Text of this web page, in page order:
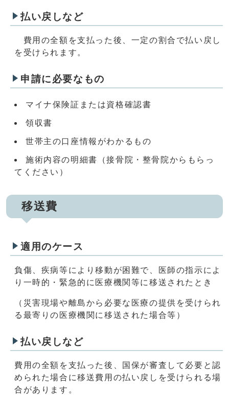
払い戻しなど
費用の全額を支払った後、一定の割合で払い戻し
を受けられます。
申請に必要なもの
マイナ保険証または資格確認書
領収書
世帯主の口座情報がわかるもの
施術内容の明細書（接骨院・整骨院からもらっ
てください）
移送費
適用のケース
負傷、疾病等により移動が困難で、医師の指示によ
り一時的・緊急的に医療機関等に移送されたとき
（災害現場や離島から必要な医療の提供を受けられ
る最寄りの医療機関に移送された場合等）
払い戻しなど
費用の全額を支払った後、国保が審査して必要と認
められた場合に移送費用の払い戻しを受けられる場
合があります。